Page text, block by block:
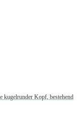
kugelrunder Kopf, bestehend